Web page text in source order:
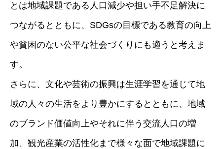
とは地域課題である人口減少や担い手不足解決に
つながるとともに、SDGsの目標である教育の向上
や貧困のない公平な社会づくりにも適うと考えま
す。
さらに、文化や芸術の振興は生涯学習を通じて地
域の人々の生活をより豊かにするとともに、地域
のブランド価値向上やそれに伴う交流人口の増
加、観光産業の活性化まで様々な面で地域課題に